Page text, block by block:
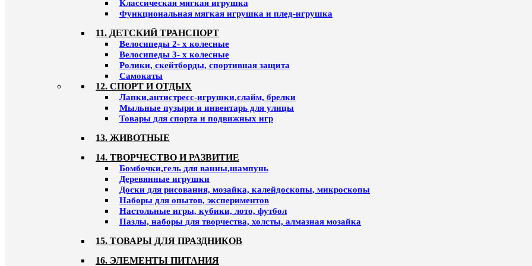
Классическая мягкая игрушка
Функциональная мягкая игрушка и плед-игрушка
11. ДЕТСКИЙ ТРАНСПОРТ
Велосипеды 2- х колесные
Велосипеды 3- х колесные
Ролики, скейтборды, спортивная защита
Самокаты
12. СПОРТ И ОТДЫХ
Лапки,антистресс-игрушки,слайм, брелки
Мыльные пузыри и инвентарь для улицы
Товары для спорта и подвижных игр
13. ЖИВОТНЫЕ
14. ТВОРЧЕСТВО И РАЗВИТИЕ
Бомбочки,гель для ванны,шампунь
Деревянные игрушки
Доски для рисования, мозайка, калейдоскопы, микроскопы
Наборы для опытов, экспериментов
Настольные игры, кубики, лото, футбол
Пазлы, наборы для творчества, холсты, алмазная мозайка
15. ТОВАРЫ ДЛЯ ПРАЗДНИКОВ
16. ЭЛЕМЕНТЫ ПИТАНИЯ